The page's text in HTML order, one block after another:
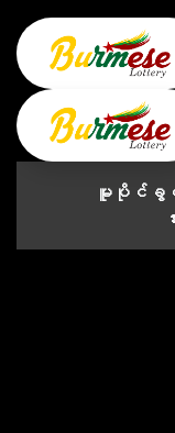
မူပိုင်ခွင့်